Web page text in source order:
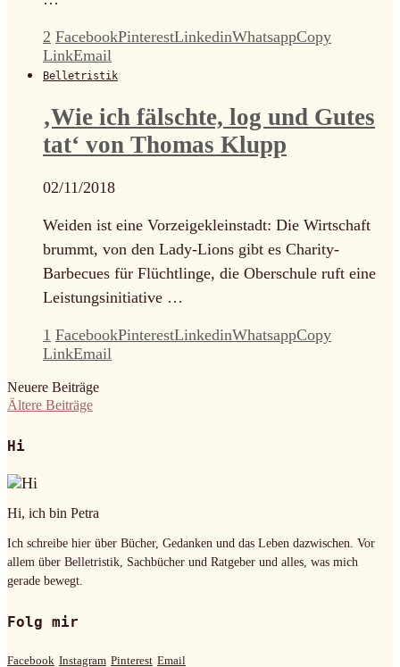
2 FacebookPinterestLinkedinWhatsappCopy
LinkEmail
Belletristik
‚Wie ich fälschte, log und Gutes
tat‘ von Thomas Klupp
02/11/2018
Weiden ist eine Vorzeigekleinstadt: Die Wirtschaft
brummt, von den Lady-Lions gibt es Charity-
Barbecues für Flüchtlinge, die Oberschule ruft eine
Leistungsinitiative …
1 FacebookPinterestLinkedinWhatsappCopy
LinkEmail
Neuere Beiträge
Ältere Beiträge
Hi
Hi, ich bin Petra
Ich schreibe hier über Bücher, Gedanken und das Leben dazwischen. Vor
allem über Belletristik, Sachbücher und Ratgeber und alles, was mich
gerade bewegt.
Folg mir
Facebook Instagram Pinterest Email